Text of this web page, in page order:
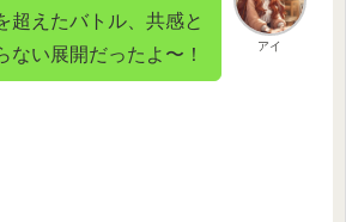
アイ
超えたバトル、共感と
ない展開だったよ〜！